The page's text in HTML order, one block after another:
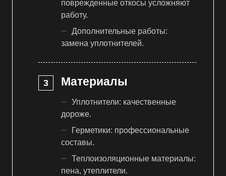
поврежденные откосы усложняют
работу.
Дополнительные работы:
замена уплотнителей.
Материалы
Уплотнители: качественные
дороже.
Герметики: профессиональные
составы.
Теплоизоляционные материалы:
пена, утеплители.